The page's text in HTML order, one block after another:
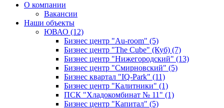
О компании
Вакансии
Наши объекты
ЮВАО (12)
Бизнес центр "Au-room" (5)
Бизнес центр "The Cube" (Куб) (7)
Бизнес центр "Нижегородский" (13)
Бизнес центр "Смирновский" (5)
Бизнес квартал "IQ-Park" (11)
Бизнес центр "Калитники" (1)
ПСК "Хладокомбинат № 11" (1)
Бизнес центр "Капитал" (5)